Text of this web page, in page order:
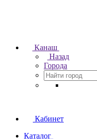
Канаш
Назад
Города
Кабинет
Каталог